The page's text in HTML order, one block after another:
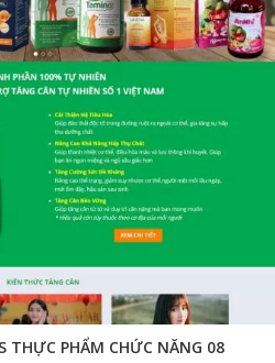
THỰC PHẨM CHỨC NĂNG 08